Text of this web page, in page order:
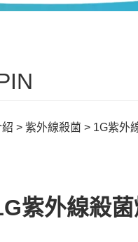
>紫外線殺菌 > 1G紫外
紫外線殺